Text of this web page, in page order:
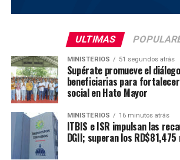
ULTIMAS
MINISTERIOS 51 segundos atrás
Supérate promueve el
beneficiarias para
social en Hato Mayor
MINISTERIOS 16 minutos atrás
ITBIS e ISR impulsan las
DGII; superan los